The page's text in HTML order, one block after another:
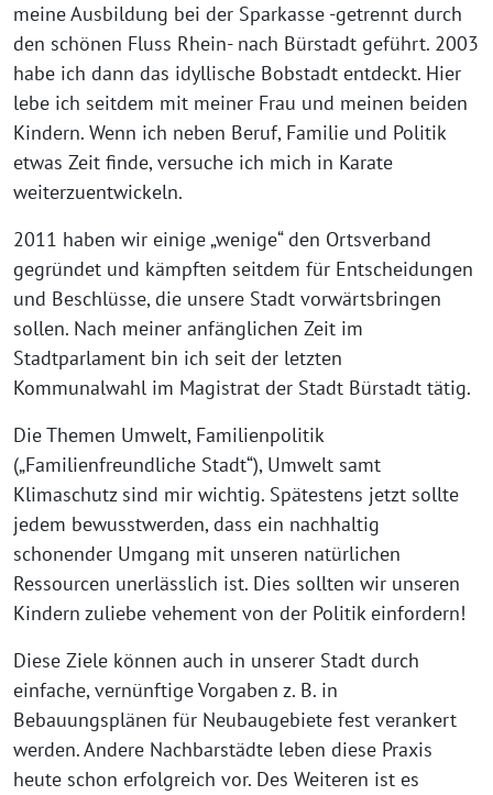
meine Ausbildung bei der Sparkasse -getrennt durch
den schönen Fluss Rhein- nach Bürstadt geführt. 2003
habe ich dann das idyllische Bobstadt entdeckt. Hier
lebe ich seitdem mit meiner Frau und meinen beiden
Kindern. Wenn ich neben Beruf, Familie und Politik
etwas Zeit finde, versuche ich mich in Karate
weiterzuentwickeln.
2011 haben wir einige „wenige“ den Ortsverband
gegründet und kämpften seitdem für Entscheidungen
und Beschlüsse, die unsere Stadt vorwärtsbringen
sollen. Nach meiner anfänglichen Zeit im
Stadtparlament bin ich seit der letzten
Kommunalwahl im Magistrat der Stadt Bürstadt tätig.
Die Themen Umwelt, Familienpolitik
(„Familienfreundliche Stadt“), Umwelt samt
Klimaschutz sind mir wichtig. Spätestens jetzt sollte
jedem bewusstwerden, dass ein nachhaltig
schonender Umgang mit unseren natürlichen
Ressourcen unerlässlich ist. Dies sollten wir unseren
Kindern zuliebe vehement von der Politik einfordern!
Diese Ziele können auch in unserer Stadt durch
einfache, vernünftige Vorgaben z. B. in
Bebauungsplänen für Neubaugebiete fest verankert
werden. Andere Nachbarstädte leben diese Praxis
heute schon erfolgreich vor. Des Weiteren ist es